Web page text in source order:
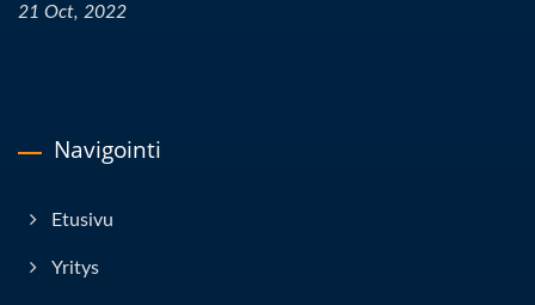
21 Oct, 2022
Navigointi
Etusivu
Yritys